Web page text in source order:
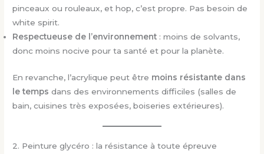
pinceaux ou rouleaux, et hop, c’est propre. Pas besoin de
white spirit.
Respectueuse de l’environnement : moins de solvants,
donc moins nocive pour ta santé et pour la planète.
En revanche, l’acrylique peut être moins résistante dans
le temps dans des environnements difficiles (salles de
bain, cuisines très exposées, boiseries extérieures).
2. Peinture glycéro : la résistance à toute épreuve